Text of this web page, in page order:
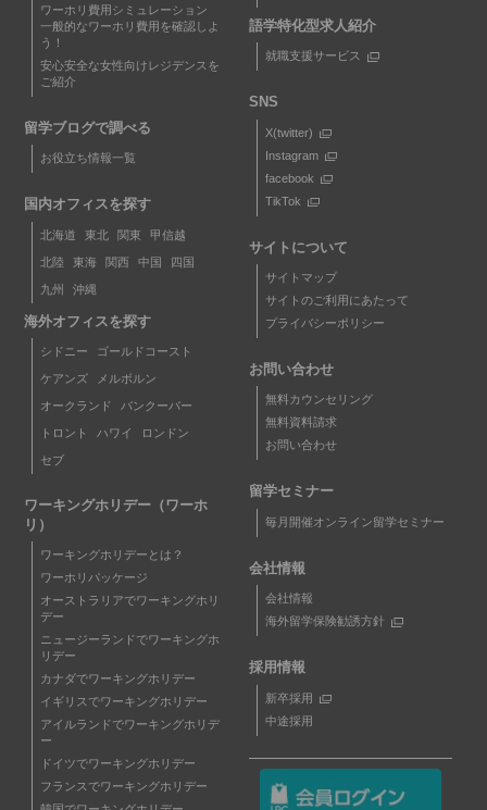
ワーホリ費用シミュレーション
一般的なワーホリ費用を確認しよ
う！
安心安全な女性向けレジデンスを
ご紹介
留学ブログで調べる
お役立ち情報一覧
国内オフィスを探す
北海道 東北 関東 甲信越
北陸 東海 関西 中国 四国
九州 沖縄
海外オフィスを探す
シドニー ゴールドコースト
ケアンズ メルボルン
オークランド バンクーバー
トロント ハワイ ロンドン
セブ
ワーキングホリデー（ワーホ
リ）
ワーキングホリデーとは？
ワーホリパッケージ
オーストラリアでワーキングホリ
デー
ニュージーランドでワーキングホ
リデー
カナダでワーキングホリデー
イギリスでワーキングホリデー
アイルランドでワーキングホリデ
ー
ドイツでワーキングホリデー
フランスでワーキングホリデー
語学特化型求人紹介
就職支援サービス
SNS
X(twitter)
Instagram
facebook
TikTok
サイトについて
サイトマップ
サイトのご利用にあたって
プライバシーポリシー
お問い合わせ
無料カウンセリング
無料資料請求
お問い合わせ
留学セミナー
毎月開催オンライン留学セミナー
会社情報
会社情報
海外留学保険勧誘方針
採用情報
新卒採用
中途採用